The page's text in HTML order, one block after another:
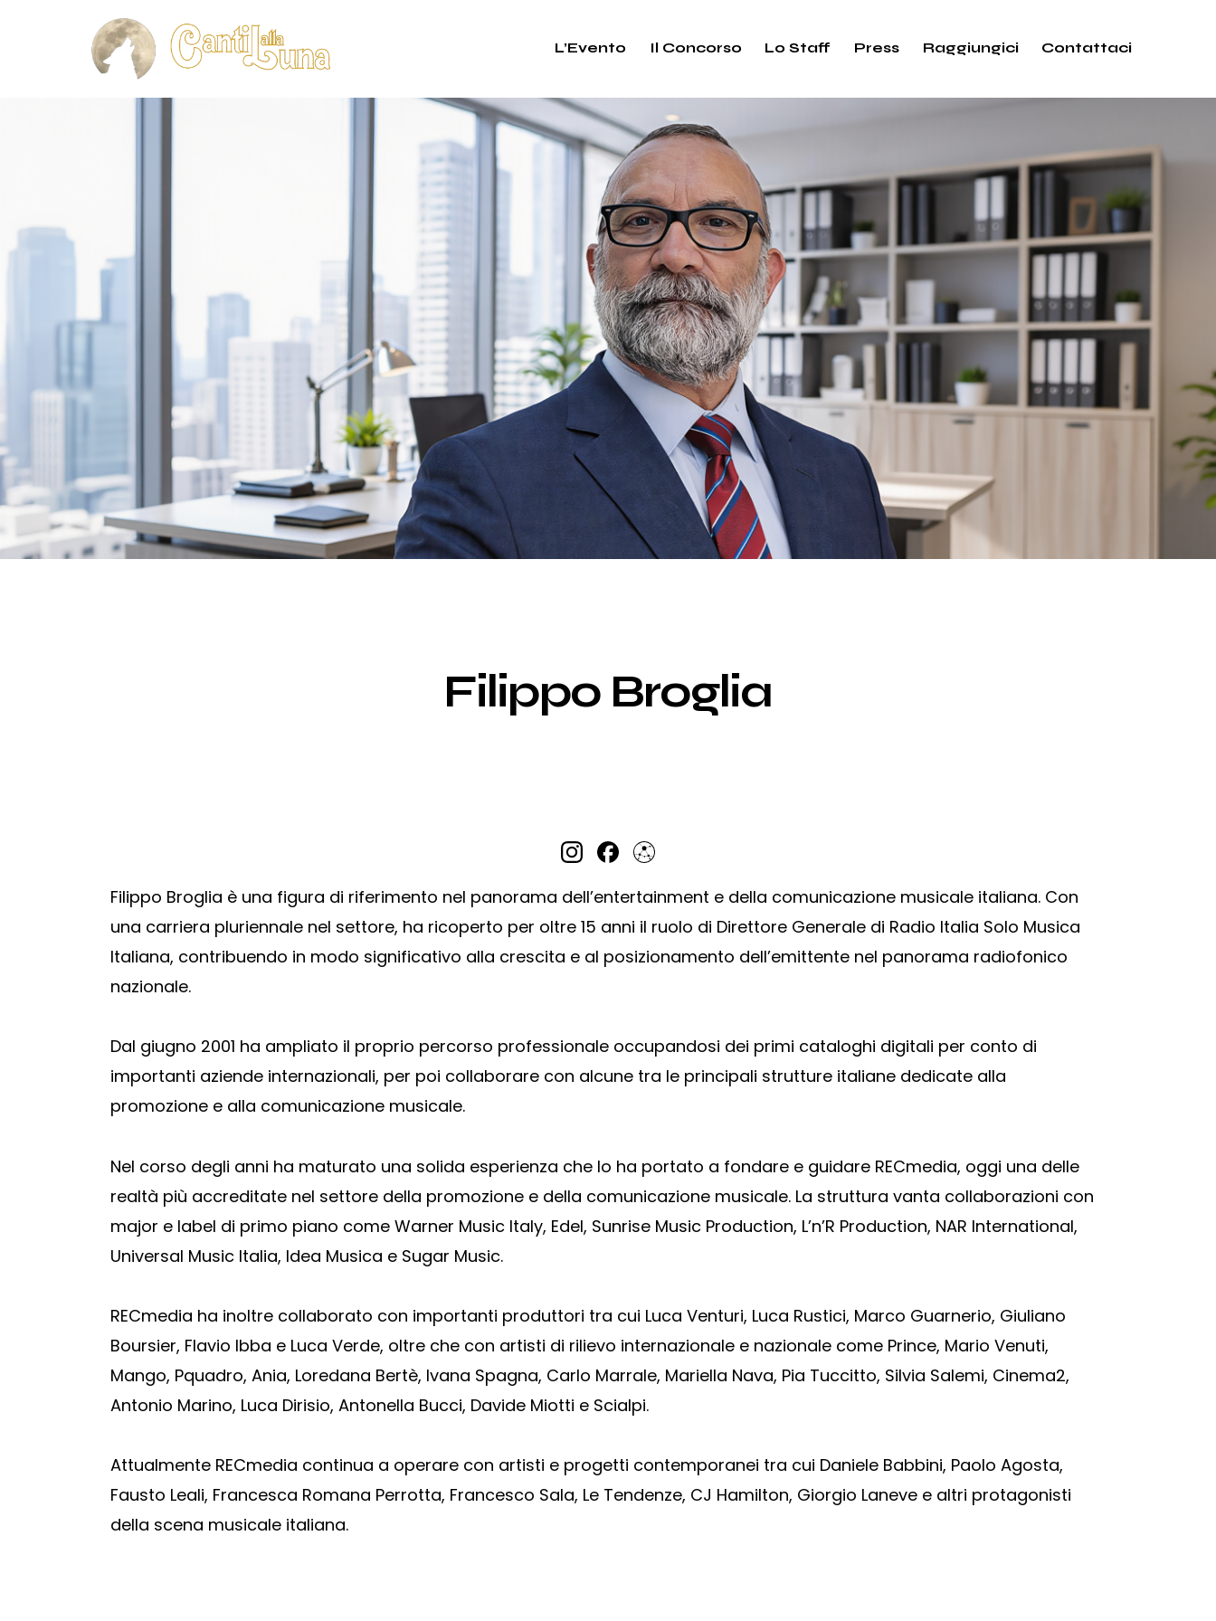
L’Evento Il Concorso Lo Staff Press Raggiungici Contattaci
Filippo Broglia
Filippo Broglia è una figura di riferimento nel panorama dell’entertainment e della comunicazione musicale italiana. Con
una carriera pluriennale nel settore, ha ricoperto per oltre 15 anni il ruolo di Direttore Generale di Radio Italia Solo Musica
Italiana, contribuendo in modo significativo alla crescita e al posizionamento dell’emittente nel panorama radiofonico
nazionale.
Dal giugno 2001 ha ampliato il proprio percorso professionale occupandosi dei primi cataloghi digitali per conto di
importanti aziende internazionali, per poi collaborare con alcune tra le principali strutture italiane dedicate alla
promozione e alla comunicazione musicale.
Nel corso degli anni ha maturato una solida esperienza che lo ha portato a fondare e guidare RECmedia, oggi una delle
realtà più accreditate nel settore della promozione e della comunicazione musicale. La struttura vanta collaborazioni con
major e label di primo piano come Warner Music Italy, Edel, Sunrise Music Production, L’n’R Production, NAR International,
Universal Music Italia, Idea Musica e Sugar Music.
RECmedia ha inoltre collaborato con importanti produttori tra cui Luca Venturi, Luca Rustici, Marco Guarnerio, Giuliano
Boursier, Flavio Ibba e Luca Verde, oltre che con artisti di rilievo internazionale e nazionale come Prince, Mario Venuti,
Mango, Pquadro, Ania, Loredana Bertè, Ivana Spagna, Carlo Marrale, Mariella Nava, Pia Tuccitto, Silvia Salemi, Cinema2,
Antonio Marino, Luca Dirisio, Antonella Bucci, Davide Miotti e Scialpi.
Attualmente RECmedia continua a operare con artisti e progetti contemporanei tra cui Daniele Babbini, Paolo Agosta,
Fausto Leali, Francesca Romana Perrotta, Francesco Sala, Le Tendenze, CJ Hamilton, Giorgio Laneve e altri protagonisti
della scena musicale italiana.